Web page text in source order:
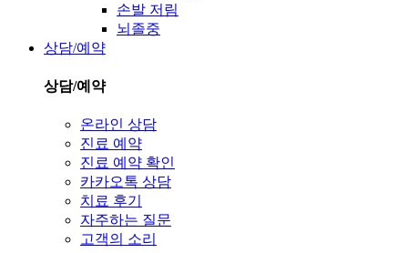
손발 저림
뇌졸중
상담/예약
상담/예약
온라인 상담
진료 예약
진료 예약 확인
카카오톡 상담
치료 후기
자주하는 질문
고객의 소리